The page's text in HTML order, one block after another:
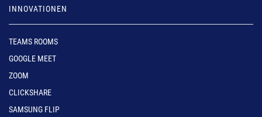
INNOVATIONEN
TEAMS ROOMS
GOOGLE MEET
ZOOM
CLICKSHARE
SAMSUNG FLIP